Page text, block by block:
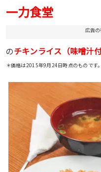
一力食堂
広告
のチキンライス（味噌汁付
＊価格は2015年9月24日時点のものです。